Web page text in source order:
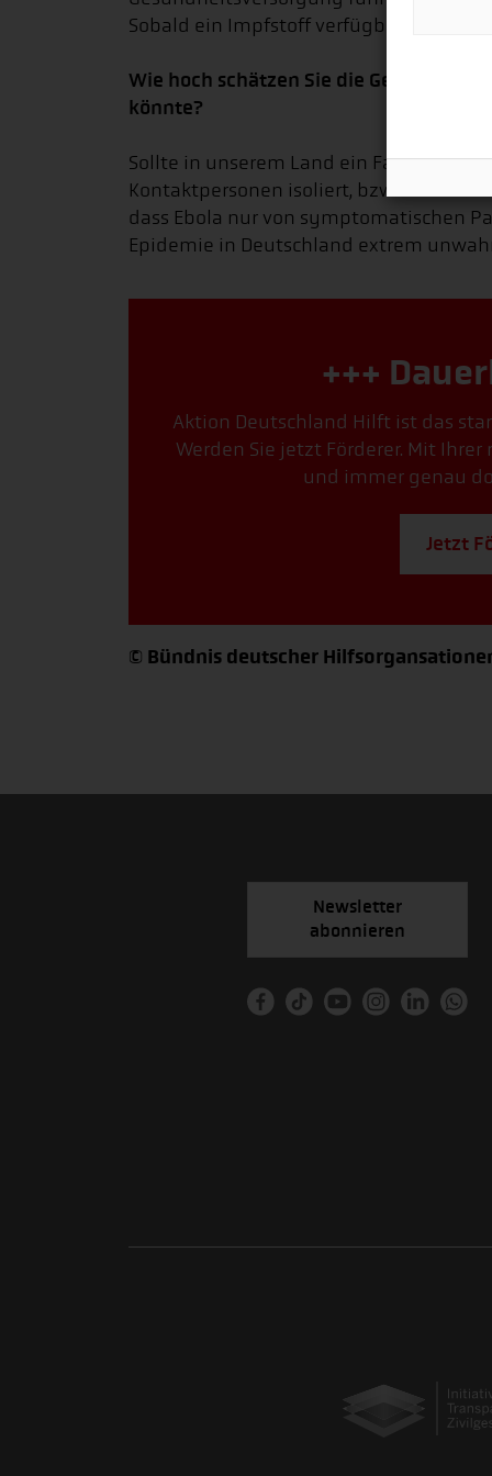
Sobald ein Impfstoff verfügbar sein
Wie hoch schätzen Sie die Gefahr ein,
könnte?
Sollte in unserem Land ein Fall von
Kontaktpersonen isoliert, bzw.
dass Ebola nur von symptomatischen
Epidemie in Deutschland extrem
+++
Aktion Deutschland Hilft ist das
Werden Sie jetzt Förderer. Mit
und immer genau
Jetzt
© Bündnis deutscher
Newsletter
abonnieren